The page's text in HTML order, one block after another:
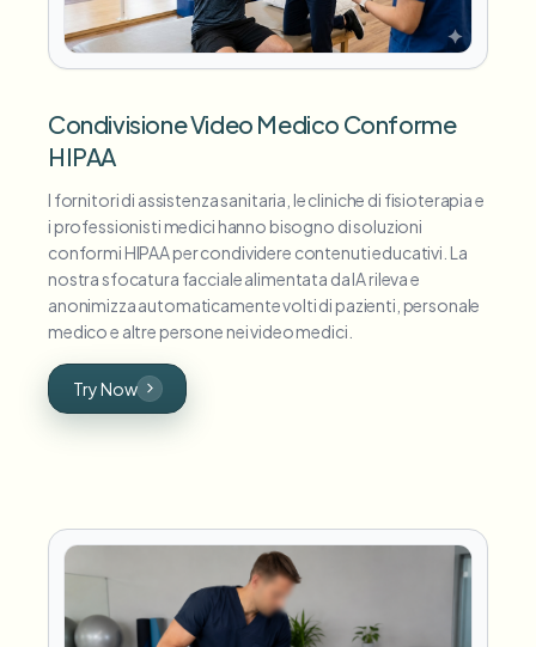
Condivisione Video Medico Conforme
HIPAA
I fornitori di assistenza sanitaria, le cliniche di fisioterapia e
i professionisti medici hanno bisogno di soluzioni
conformi HIPAA per condividere contenuti educativi. La
nostra sfocatura facciale alimentata da IA rileva e
anonimizza automaticamente volti di pazienti, personale
medico e altre persone nei video medici.
Try Now